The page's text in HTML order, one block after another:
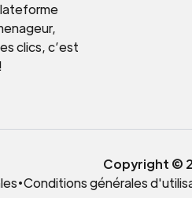
clics, c’est
Copyright ©
•Conditions générales